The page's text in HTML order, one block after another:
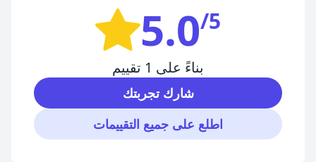
5.0/5
بناءً على 1 تقييم
شارك تجربتك
اطلع على جميع التقييمات